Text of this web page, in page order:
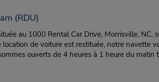
(RDU)
au 1000 Rental Car Drive, Morrisville, NC,
de voiture est restituée, notre navette
ouverts de 4 heures à 1 heure du matin